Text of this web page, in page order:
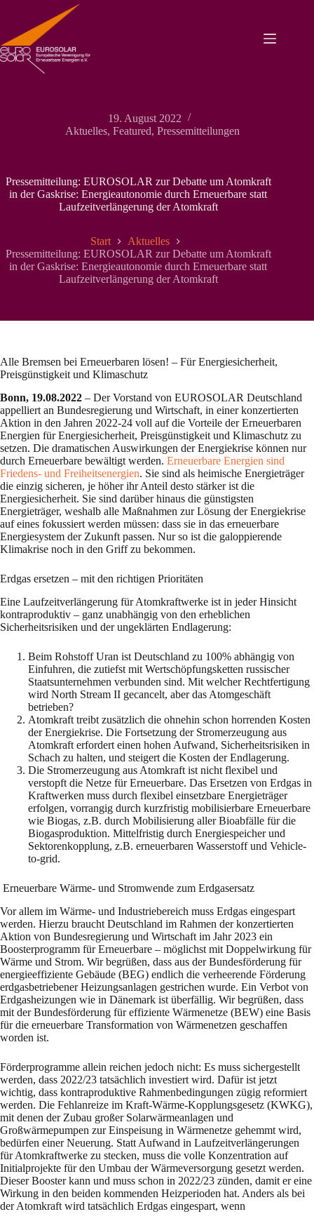
springen
19. August 2022
Aktuelles, Featured, Pressemitteilungen
Pressemitteilung: EUROSOLAR zur Debatte um Atomkraft
in der Gaskrise: Energieautonomie durch Erneuerbare statt
Laufzeitverlängerung der Atomkraft
Start
Aktuelles
Pressemitteilung: EUROSOLAR zur Debatte um Atomkraft
in der Gaskrise: Energieautonomie durch Erneuerbare statt
Laufzeitverlängerung der Atomkraft
Alle Bremsen bei Erneuerbaren lösen! – Für Energiesicherheit,
Preisgünstigkeit und Klimaschutz
Bonn, 19.08.2022 – Der Vorstand von EUROSOLAR Deutschland
appelliert an Bundesregierung und Wirtschaft, in einer konzertierten
Aktion in den Jahren 2022-24 voll auf die Vorteile der Erneuerbaren
Energien für Energiesicherheit, Preisgünstigkeit und Klimaschutz zu
setzen. Die dramatischen Auswirkungen der Energiekrise können nur
durch Erneuerbare bewältigt werden. Erneuerbare Energien sind
Friedens- und Freiheitsenergien. Sie sind als heimische Energieträger
die einzig sicheren, je höher ihr Anteil desto stärker ist die
Energiesicherheit. Sie sind darüber hinaus die günstigsten
Energieträger, weshalb alle Maßnahmen zur Lösung der Energiekrise
auf eines fokussiert werden müssen: dass sie in das erneuerbare
Energiesystem der Zukunft passen. Nur so ist die galoppierende
Klimakrise noch in den Griff zu bekommen.
Erdgas ersetzen – mit den richtigen Prioritäten
Eine Laufzeitverlängerung für Atomkraftwerke ist in jeder Hinsicht
kontraproduktiv – ganz unabhängig von den erheblichen
Sicherheitsrisiken und der ungeklärten Endlagerung:
Beim Rohstoff Uran ist Deutschland zu 100% abhängig von
Einfuhren, die zutiefst mit Wertschöpfungsketten russischer
Staatsunternehmen verbunden sind. Mit welcher Rechtfertigung
wird North Stream II gecancelt, aber das Atomgeschäft
betrieben?
Atomkraft treibt zusätzlich die ohnehin schon horrenden Kosten
der Energiekrise. Die Fortsetzung der Stromerzeugung aus
Atomkraft erfordert einen hohen Aufwand, Sicherheitsrisiken in
Schach zu halten, und steigert die Kosten der Endlagerung.
Die Stromerzeugung aus Atomkraft ist nicht flexibel und
verstopft die Netze für Erneuerbare. Das Ersetzen von Erdgas in
Kraftwerken muss durch flexibel einsetzbare Energieträger
erfolgen, vorrangig durch kurzfristig mobilisierbare Erneuerbare
wie Biogas, z.B. durch Mobilisierung aller Bioabfälle für die
Biogasproduktion. Mittelfristig durch Energiespeicher und
Sektorenkopplung, z.B. erneuerbaren Wasserstoff und Vehicle-
to-grid.
Erneuerbare Wärme- und Stromwende zum Erdgasersatz
Vor allem im Wärme- und Industriebereich muss Erdgas eingespart
werden. Hierzu braucht Deutschland im Rahmen der konzertierten
Aktion von Bundesregierung und Wirtschaft im Jahr 2023 ein
Boosterprogramm für Erneuerbare – möglichst mit Doppelwirkung für
Wärme und Strom. Wir begrüßen, dass aus der Bundesförderung für
energieeffiziente Gebäude (BEG) endlich die verheerende Förderung
erdgasbetriebener Heizungsanlagen gestrichen wurde. Ein Verbot von
Erdgasheizungen wie in Dänemark ist überfällig. Wir begrüßen, dass
mit der Bundesförderung für effiziente Wärmenetze (BEW) eine Basis
für die erneuerbare Transformation von Wärmenetzen geschaffen
worden ist.
Förderprogramme allein reichen jedoch nicht: Es muss sichergestellt
werden, dass 2022/23 tatsächlich investiert wird. Dafür ist jetzt
wichtig, dass kontraproduktive Rahmenbedingungen zügig reformiert
werden. Die Fehlanreize im Kraft-Wärme-Kopplungsgesetz (KWKG),
mit denen der Zubau großer Solarwärmeanlagen und
Großwärmepumpen zur Einspeisung in Wärmenetze gehemmt wird,
bedürfen einer Neuerung. Statt Aufwand in Laufzeitverlängerungen
für Atomkraftwerke zu stecken, muss die volle Konzentration auf
Initialprojekte für den Umbau der Wärmeversorgung gesetzt werden.
Dieser Booster kann und muss schon in 2022/23 zünden, damit er eine
Wirkung in den beiden kommenden Heizperioden hat. Anders als bei
der Atomkraft wird tatsächlich Erdgas eingespart, wenn